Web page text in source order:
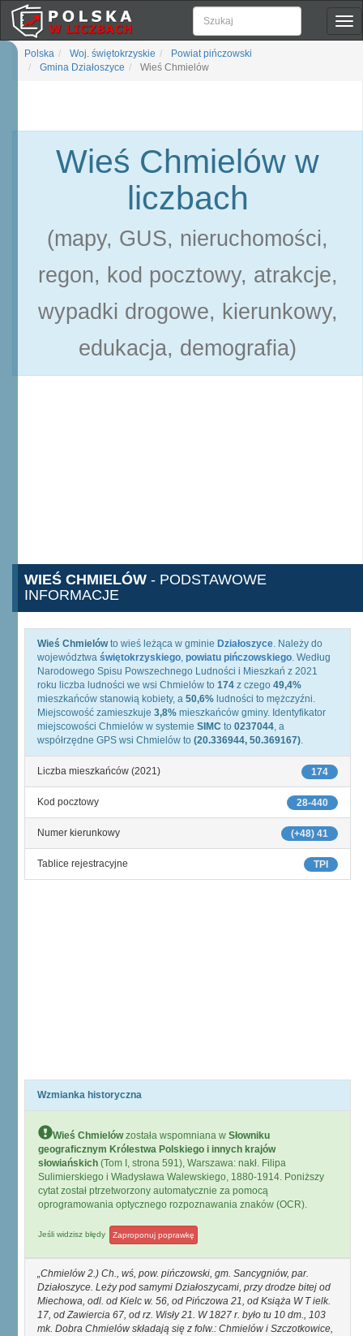
Polska Woj. świętokrzyskie
Powiat pińczowski
Gmina Działoszyce
Wieś Chmielów
Wieś Chmielów w
liczbach
(mapy, GUS, nieruchomości,
regon, kod pocztowy, atrakcje,
wypadki drogowe, kierunkowy,
edukacja, demografia)
WIEŚ CHMIELÓW - PODSTAWOWE
INFORMACJE
Wieś Chmielówto wieś leżąca w gminie Działoszyce. Należy do
województwa świętokrzyskiego, powiatu pińczowskiego. Według
Narodowego Spisu Powszechnego Ludności i Mieszkań z 2021
roku liczba ludności we wsi Chmielów to 174 z czego 49,4%
mieszkańców stanowią kobiety, a 50,6% ludności to mężczyźni.
Miejscowość zamieszkuje 3,8% mieszkańców gminy. Identyfikator
miejscowości Chmielów w systemie SIMC to 0237044, a
współrzędne GPS wsi Chmielów to (20.336944, 50.369167).
174
Liczba mieszkańców (2021)
28-440
Kod pocztowy
(+48) 41
Numer kierunkowy
TPI
Tablice rejestracyjne
Wzmianka historyczna
Wieś Chmielówzostała wspomniana w Słowniku
geograficznym Królestwa Polskiego i innych krajów
słowiańskich (Tom I, strona 591), Warszawa: nakł. Filipa
Sulimierskiego i Władysława Walewskiego, 1880-1914. Poniższy
cytat został ptrzetworzony automatycznie za pomocą
oprogramowania optycznego rozpoznawania znaków (OCR).
Jeśli widzisz błędy Zaproponuj poprawkę
Chmielów 2.) Ch., wś, pow. pińczowski, gm. Sancygniów, par.
Działoszyce. Leży pod samymi Działoszycami, przy drodze bitej od
Miechowa, odl. od Kielc w. 56, od Pińczowa 21, od Książa W T ielk.
17, od Zawiercia 67, od rz. Wisły 21. W 1827 r. było tu 10 dm., 103
mk. Dobra Chmielów składają się z folw.: Chmielów i Szczotkowice,